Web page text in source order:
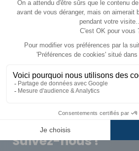
Livraison
Avantages
Suivez-nous !